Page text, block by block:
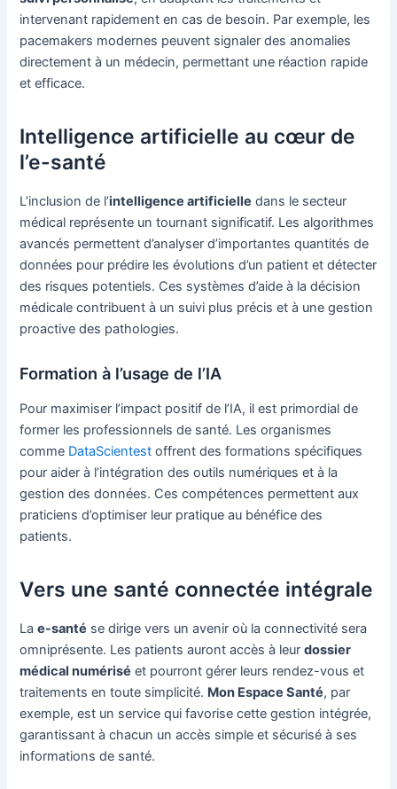
intervenant rapidement en cas de besoin. Par exemple, les
pacemakers modernes peuvent signaler des anomalies
directement à un médecin, permettant une réaction rapide
et efficace.
Intelligence artificielle au cœur de
l’e-santé
L’inclusion de l’intelligence artificielle dans le secteur
médical représente un tournant significatif. Les algorithmes
avancés permettent d’analyser d’importantes quantités de
données pour prédire les évolutions d’un patient et détecter
des risques potentiels. Ces systèmes d’aide à la décision
médicale contribuent à un suivi plus précis et à une gestion
proactive des pathologies.
Formation à l’usage de l’IA
Pour maximiser l’impact positif de l’IA, il est primordial de
former les professionnels de santé. Les organismes
comme DataScientest offrent des formations spécifiques
pour aider à l’intégration des outils numériques et à la
gestion des données. Ces compétences permettent aux
praticiens d’optimiser leur pratique au bénéfice des
patients.
Vers une santé connectée intégrale
Lae-santé se dirige vers un avenir où la connectivité sera
omniprésente. Les patients auront accès à leurdossier
médical numérisé et pourront gérer leurs rendez-vous et
traitements en toute simplicité. Mon Espace Santé, par
exemple, est un service qui favorise cette gestion intégrée,
garantissant à chacun un accès simple et sécurisé à ses
informations de santé.